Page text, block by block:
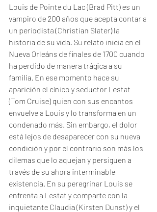
Louis de Pointe du Lac (Brad Pitt) es un
vampiro de 200 años que acepta contar a
un periodista (Christian Slater) la
historia de su vida. Su relato inicia en el
Nueva Orleáns de finales de 1700 cuando
ha perdido de manera trágica a su
familia. En ese momento hace su
aparición el cínico y seductor Lestat
(Tom Cruise) quien con sus encantos
envuelve a Louis y lo transforma en un
condenado más. Sin embargo, el dolor
está lejos de desaparecer con su nueva
condición y por el contrario son más los
dilemas que lo aquejan y persiguen a
través de su ahora interminable
existencia. En su peregrinar Louis se
enfrenta a Lestat y comparte con la
inquietante Claudia (Kirsten Dunst) y el